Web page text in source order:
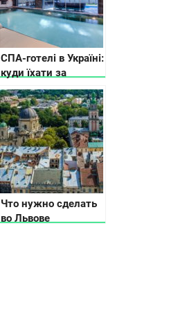
СПА-готелі в Україні:
куди їхати за
релаксом
Что нужно сделать
во Львове